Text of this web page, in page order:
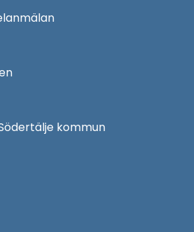
kommun